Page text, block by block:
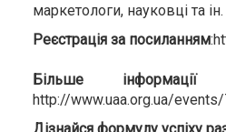
маркетологи, науковці та ін.
Реєстрація за посиланням
Більше
http://www.uaa.org.ua/